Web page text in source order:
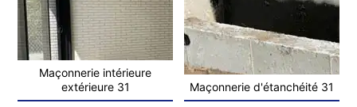
Maçonnerie intérieure
extérieure 31
Maçonnerie d'étanchéité 31